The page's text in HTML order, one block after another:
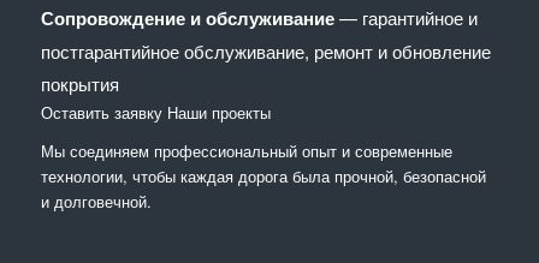
Сопровождение и обслуживание— гарантийное и
постгарантийное обслуживание, ремонт и обновление
покрытия
Оставить заявку Наши проекты
Мы соединяем профессиональный опыт и современные
технологии, чтобы каждая дорога была прочной, безопасной
и долговечной.